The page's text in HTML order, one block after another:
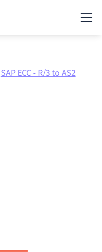
SAP ECC - R/3 to AS2